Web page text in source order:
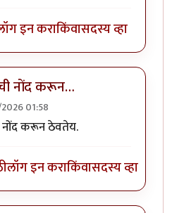
इन कराकिंवासदस्य व्हा
नोंद करून…
01:58
(Beaune) या…
नोंद करून ठेवतेय.
लॉग इन कराकिंवासदस्य व्हा